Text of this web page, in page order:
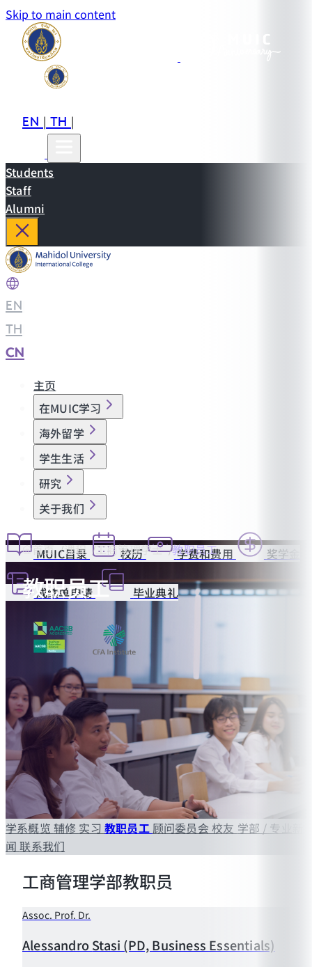
Skip to main content
EN|TH|
Students
Staff
Alumni
EN
TH
CN
主页
在MUIC学习
海外留学
学生生活
研究
关于我们
MUIC目录 校历 学费和费用 奖学金
成绩单申请 毕业典礼
首页 课程 工商管理学士 教职员工
教职员工
学系概览 辅修 实习 教职员工 顾问委员会 校友 学部 / 专业新
闻联系我们
工商管理学部教职员
Assoc. Prof. Dr.
AlessandroStasi (PD, Business Essentials)